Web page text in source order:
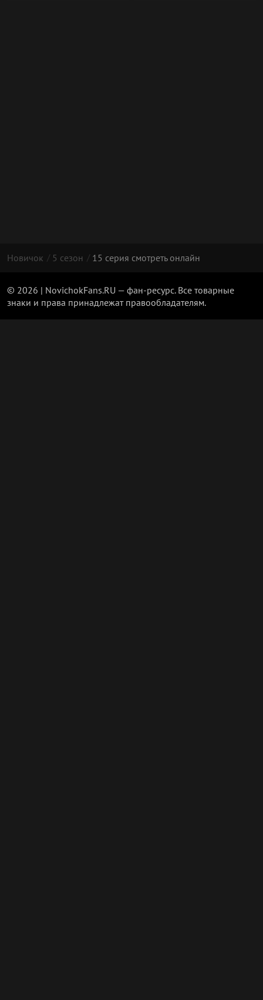
Новичок 5 сезон 15 серия смотреть онлайн
© 2026 | NovichokFans.RU — фан-ресурс. Все товарные
знаки и права принадлежат правообладателям.